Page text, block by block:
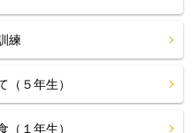
練
（５年生）
（１年生）